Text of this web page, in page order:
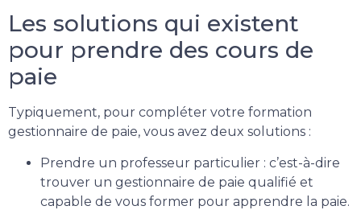
Les solutions qui existent
pour prendre des cours de
paie
Typiquement, pour compléter votre formation
gestionnaire de paie, vous avez deux solutions :
Prendre un professeur particulier : c’est-à-dire
trouver un gestionnaire de paie qualifié et
capable de vous former pour apprendre la paie.